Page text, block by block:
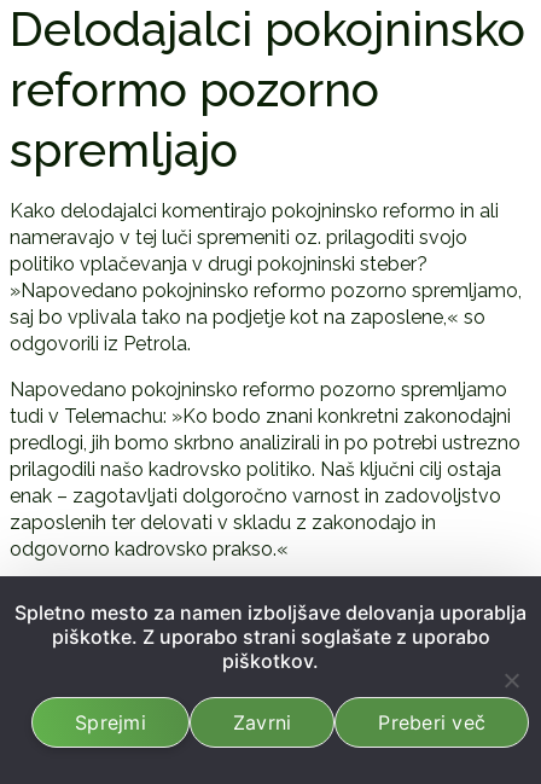
Delodajalci pokojninsko
reformo pozorno
spremljajo
Kako delodajalci komentirajo pokojninsko reformo in ali
nameravajo v tej luči spremeniti oz. prilagoditi svojo
politiko vplačevanja v drugi pokojninski steber?
»Napovedano pokojninsko reformo pozorno spremljamo,
saj bo vplivala tako na podjetje kot na zaposlene,« so
odgovorili iz Petrola.
Napovedano pokojninsko reformo pozorno spremljamo
tudi v Telemachu: »Ko bodo znani konkretni zakonodajni
predlogi, jih bomo skrbno analizirali in po potrebi ustrezno
prilagodili našo kadrovsko politiko. Naš ključni cilj ostaja
enak – zagotavljati dolgoročno varnost in zadovoljstvo
zaposlenih ter delovati v skladu z zakonodajo in
odgovorno kadrovsko prakso.«
jo v luči sprememb vidijo kot pozitiven premik naprej:
»Odmik od trenutnih limitov bi prav gotovo še povečal
socialno varnost v letih po upokojitvi. Na ta način bi se
glede na predloge s strani vlade, podjetja prilagodila in bo
to vsekakor pomenilo pomemben vidik pri odločitvi za
zaposlitev pri delodajalcih.« Predlog se po njihovih
Spletno mesto za namen izboljšave delovanja uporablja
piškotke. Z uporabo strani soglašate z uporabo
piškotkov.
Sprejmi Zavrni Preberi več